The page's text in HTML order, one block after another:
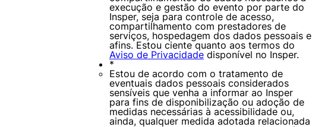
execução e gestão do evento por parte do
Insper, seja para controle de acesso,
compartilhamento com prestadores de
serviços, hospedagem dos dados pessoais e
afins. Estou ciente quanto aos termos do
Aviso de Privacidade disponível no Insper.
*
Estou de acordo com o tratamento de
eventuais dados pessoais considerados
sensíveis que venha a informar ao Insper
para fins de disponibilização ou adoção de
medidas necessárias à acessibilidade ou,
ainda, qualquer medida adotada relacionada